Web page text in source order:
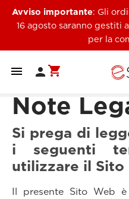
Avviso importante: Gli
16 agosto saranno gestiti
per la
  shopping_cart
Note
Si prega di
i seguenti
utilizzare il Sito
Il presente Sito Web